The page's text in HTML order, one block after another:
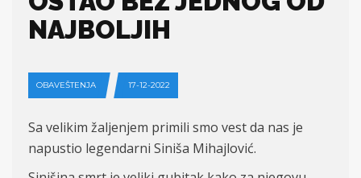
NAJBOLJIH
OBAVEŠTENJA 17-12-2022
Sa velikim žaljenjem primili smo vest da nas je
napustio legendarni Siniša Mihajlović.